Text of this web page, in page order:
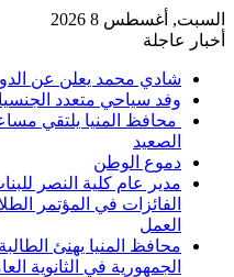
السبت, أغسطس 8 2026
أخبار عاجلة
شادي محمد يعلن عن
وفد سياحي متعدد
محافظ المنيا يلتقي
الصعيد
دموع الوطن
مدير عام كلية النصر
الفائزات في المؤتمر
العمل
محافظ المنيا يهنئ
الجمهورية في الثانوية